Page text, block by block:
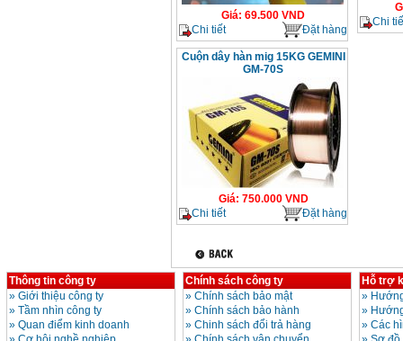
Giá: 69.500 VND
Chi tiết
Đặt hàng
Chi
Cuộn dây hàn mig 15KG GEMINI
GM-70S
Giá: 750.000VND
Chi tiết
Đặt hàng
Thông tin công ty
» Giới thiệu công ty
» Tầm nhìn công ty
» Quan điểm kinh doanh
Chính sách công ty
» Chính sách bảo mật
» Chính sách bảo hành
» Chinh sách đổi trả hàng
Hỗ trợ
»
»
» Các